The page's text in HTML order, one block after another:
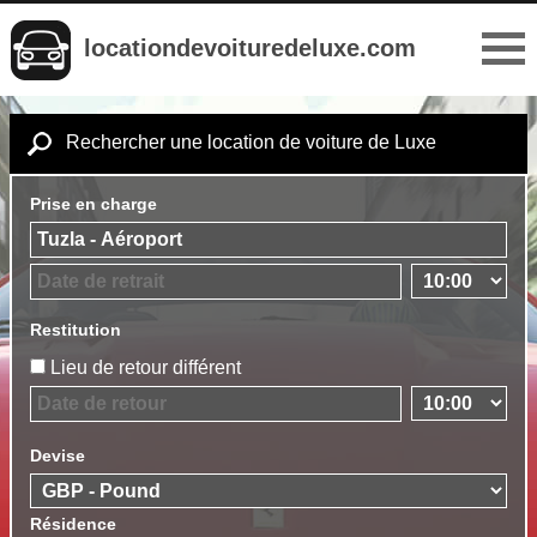
locationdevoituredeluxe.com
Rechercher une location de voiture de Luxe
Prise en charge
Restitution
Lieu de retour différent
Devise
Résidence